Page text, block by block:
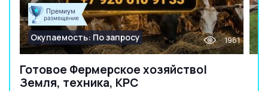
Готовое Фермерское хозяйство|
Земля, техника, КРС
Окупаемость: По запросу 1961